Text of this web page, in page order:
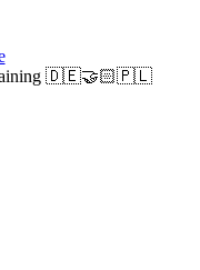
🇩🇪🤝🏻🇵🇱